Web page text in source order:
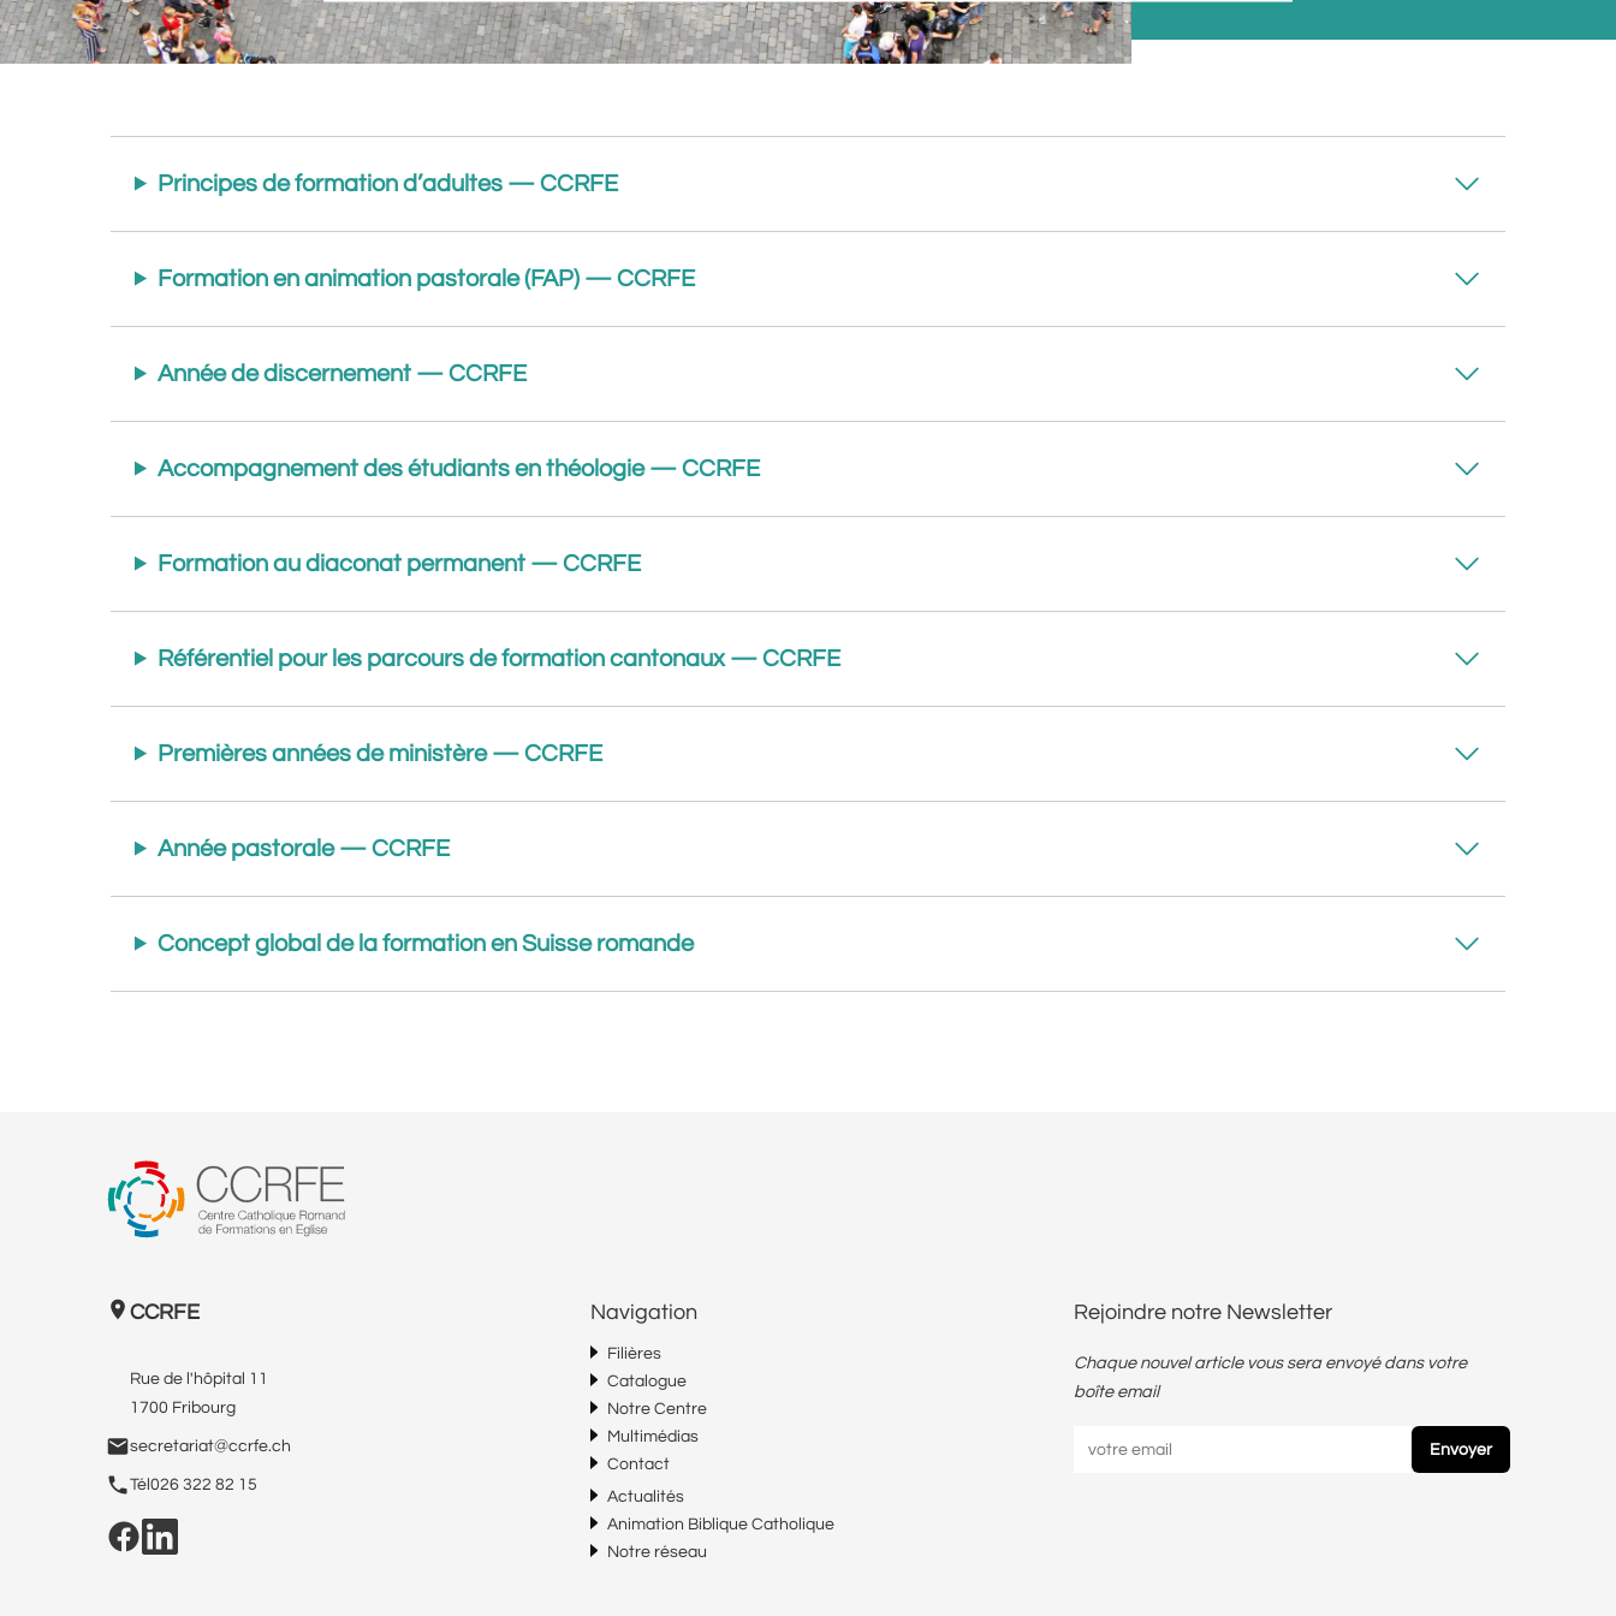
Principes de formation d’adultes — CCRFE
Formation en animation pastorale (FAP) — CCRFE
Année de discernement — CCRFE
Accompagnement des étudiants en théologie — CCRFE
Formation au diaconat permanent — CCRFE
Référentiel pour les parcours de formation cantonaux — CCRFE
Premières années de ministère — CCRFE
Année pastorale — CCRFE
Concept global de la formation en Suisse romande
CCRFE
Rue de l'hôpital 11
1700 Fribourg
secretariat@ccrfe.ch
Tél026 322 82 15
Navigation
Filières
Catalogue
Notre Centre
Multimédias
Contact
Actualités
Animation Biblique Catholique
Notre réseau
Rejoindre notre Newsletter
Chaque nouvel article vous sera envoyé dans votre
boîte email
Envoyer